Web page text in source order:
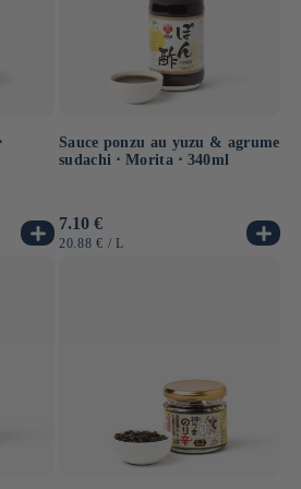
eaux claires de la mer intérieure
Sauce ponzu au yuzu & agrume
sudachi ⋅ Morita ⋅ 340ml
Prix
habituel
7.10 €
PRIX
20.88 € / PAR
L